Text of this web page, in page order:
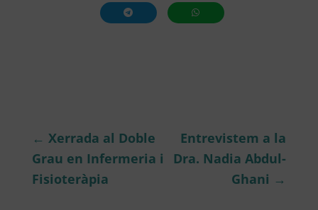
← Xerrada al Doble
Grau en Infermeria i
Fisioteràpia
Entrevistem a la
Dra. Nadia Abdul-
Ghani →